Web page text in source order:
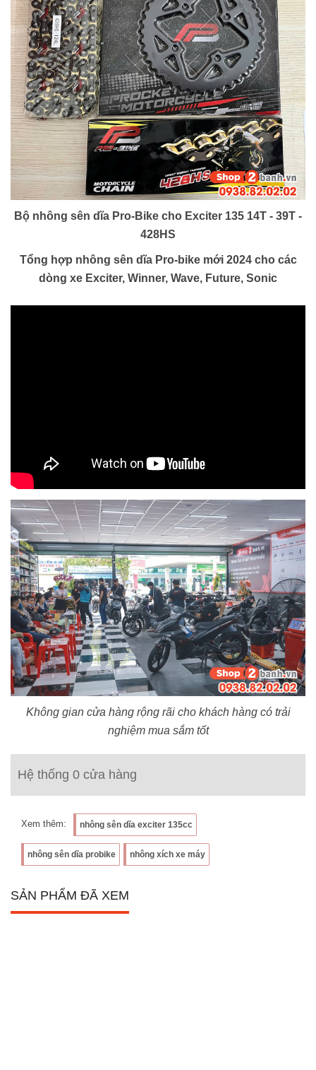
Bộ nhông sên dĩa Pro-Bike cho Exciter 135 14T - 39T -
428HS
Tổng hợp nhông sên dĩa Pro-bike mới 2024 cho các
dòng xe Exciter, Winner, Wave, Future, Sonic
Không gian cửa hàng rộng rãi cho khách hàng có trải
nghiệm mua sắm tốt
Hệ thống 0 cửa hàng
Xem thêm: nhông sên dĩa exciter 135cc
nhông sên dĩa probike nhông xích xe máy
SẢN PHẨM ĐÃ XEM